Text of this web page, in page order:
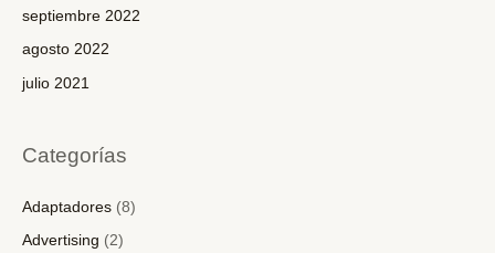
septiembre 2022
agosto 2022
julio 2021
Categorías
Adaptadores (8)
Advertising (2)